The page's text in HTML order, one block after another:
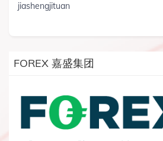
jiashengjituan
FOREX 嘉盛集团